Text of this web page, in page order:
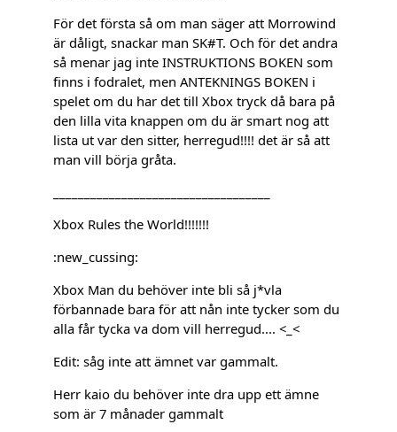
För det första så om man säger att Morrowind
är dåligt, snackar man SK#T. Och för det andra
så menar jag inte INSTRUKTIONS BOKEN som
finns i fodralet, men ANTEKNINGS BOKEN i
spelet om du har det till Xbox tryck då bara på
den lilla vita knappen om du är smart nog att
lista ut var den sitter, herregud!!!! det är så att
man vill börja gråta.
Xbox Rules the World!!!!!!!
:new_cussing:
Xbox Man du behöver inte bli så j*vla
förbannade bara för att nån inte tycker som du
alla får tycka va dom vill herregud.... <_<
Edit: såg inte att ämnet var gammalt.
Herr kaio du behöver inte dra upp ett ämne
som är 7 månader gammalt